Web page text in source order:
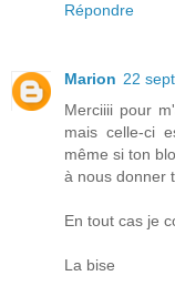
Répondre
Marion 22
Merciiii pour
mais celle-ci
même si ton
à nous donner
En tout cas je
La bise